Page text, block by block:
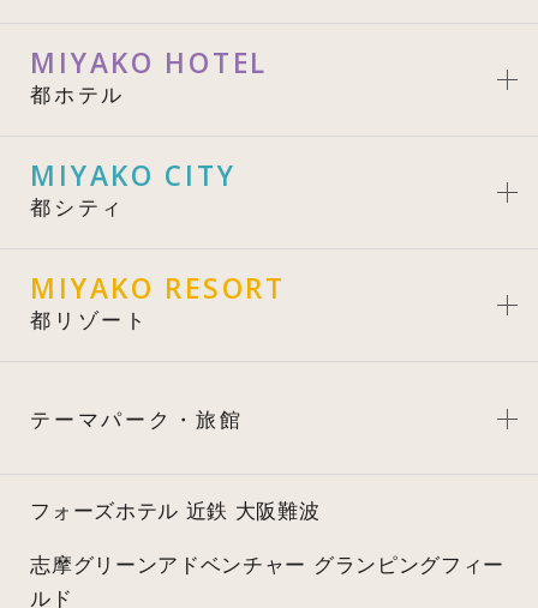
MIYAKO HOTEL
都ホテル
MIYAKO CITY
都シティ
MIYAKO RESORT
都リゾート
テーマパーク・旅館
フォーズホテル 近鉄 大阪難波
志摩グリーンアドベンチャー グランピングフィー
ルド